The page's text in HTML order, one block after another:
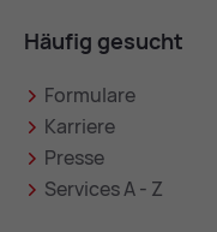
Häufig gesucht
Formulare
Karriere
Presse
Services A - Z